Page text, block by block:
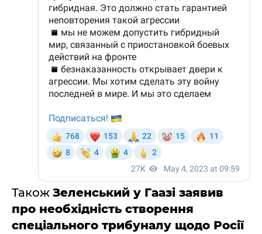
Також Зеленський у Гаазі заявив
про необхідність створення
спеціального трибуналу щодо Росії